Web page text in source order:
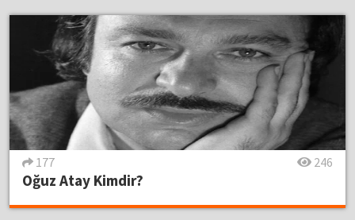
177 246
Oğuz Atay Kimdir?